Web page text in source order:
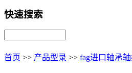
快速搜索
首页 >> 产品型录 >> fag进口轴承